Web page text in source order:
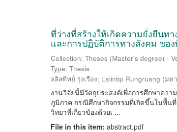
ที่ว่างที่สร้างให้เกิดความยั่งยืน
และการปฏิบัติการทางสังคม ขอ
Collection: Theses (Master's degree) -
Type: Thesis
ลลิลทิพย์ รุ่งเรือง; Lalintip Rungruang (มห
งานวิจัยนี้มีวัตถุประสงค์เพื่อการศึกษาคว
ภูมิภาค กรณีศึกษากิจกรรมที่เกิดขึ้นในพื้น
วิทยาที่เกี่ยวข้องด้วยเ ...
File in this item: abstract.pdf